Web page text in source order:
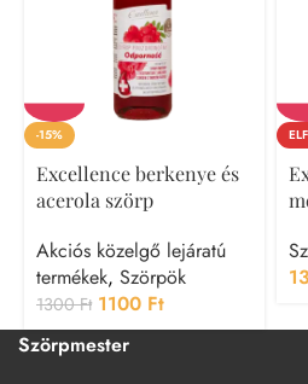
-15%
Excellence berkenye és
acerola szörp
Akciós közelgő lejáratú
termékek, Szörpök
1300Ft 1100 Ft
Szörpmester